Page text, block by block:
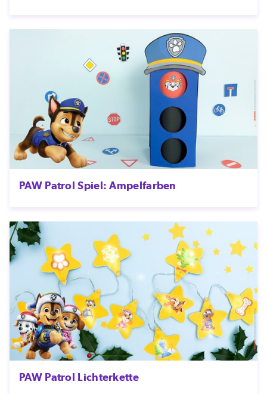
PAW Patrol Spiel: Ampelfarben
PAW Patrol Lichterkette